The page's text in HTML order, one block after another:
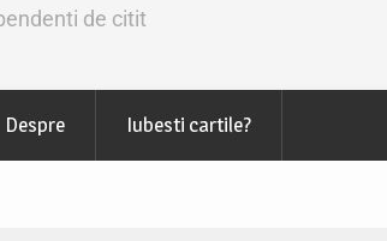
de citit
Despre Iubesti cartile?